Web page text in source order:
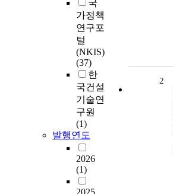
국
가정책
연구포
털
(NKIS)
(37)
한
국건설
기술연
구원
(1)
발행연도
2026
(1)
2